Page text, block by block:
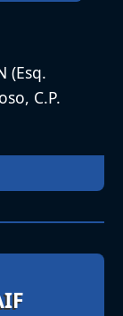
(Esq.
C.P.